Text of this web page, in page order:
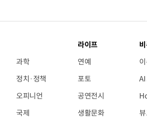
과학
정치·정책
오피니언
국제
라이프
연예
포토
공연전시
생활문화